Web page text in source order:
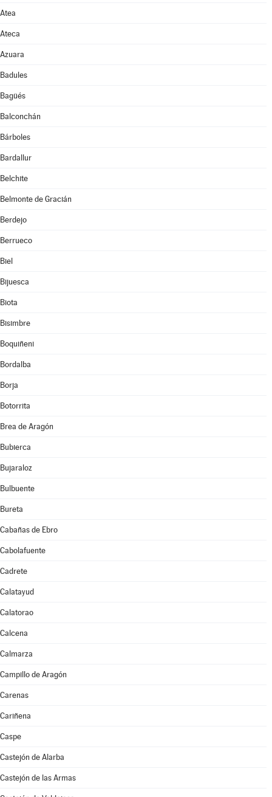
Atea
Ateca
Azuara
Badules
Bagüés
Balconchán
Bárboles
Bardallur
Belchite
Belmonte de Gracián
Berdejo
Berrueco
Biel
Bijuesca
Biota
Bisimbre
Boquiñeni
Bordalba
Borja
Botorrita
Brea de Aragón
Bubierca
Bujaraloz
Bulbuente
Bureta
Cabañas de Ebro
Cabolafuente
Cadrete
Calatayud
Calatorao
Calcena
Calmarza
Campillo de Aragón
Carenas
Cariñena
Caspe
Castejón de Alarba
Castejón de las Armas